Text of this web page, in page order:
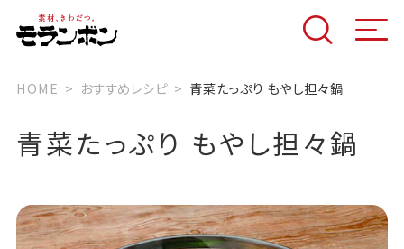
HOME おすすめレシピ 青菜たっぷり もやし担々鍋
青菜たっぷり もやし担々鍋